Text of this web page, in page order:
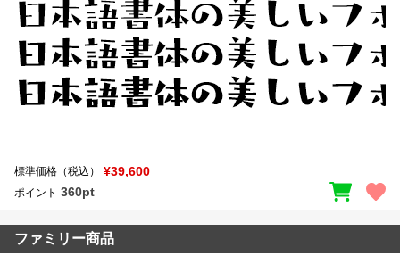
標準価格（税込） ¥39,600
ポイント 360pt
ファミリー商品